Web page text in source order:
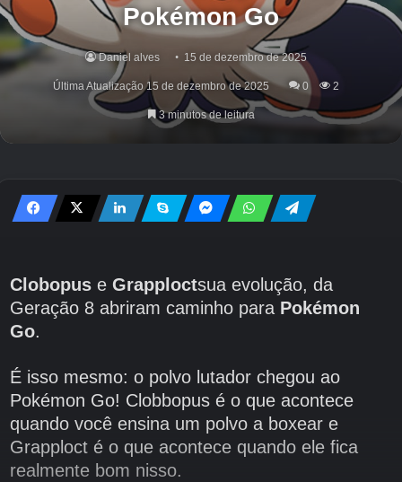
Pokémon Go
Daniel alves 15 de dezembro de 2025
Última Atualização 15 de dezembro de 2025 0 2
3 minutos de leitura
Clobopus e Grapploctsua evolução, da
Geração 8 abriram caminho para Pokémon
Go.
É isso mesmo: o polvo lutador chegou ao
Pokémon Go! Clobbopus é o que acontece
quando você ensina um polvo a boxear e
Grapploct é o que acontece quando ele fica
realmente bom nisso.